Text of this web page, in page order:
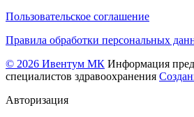
Пользовательское соглашение
Правила обработки персональных
© 2026 Ивентум МК Информация
специалистов здравоохранения
Авторизация